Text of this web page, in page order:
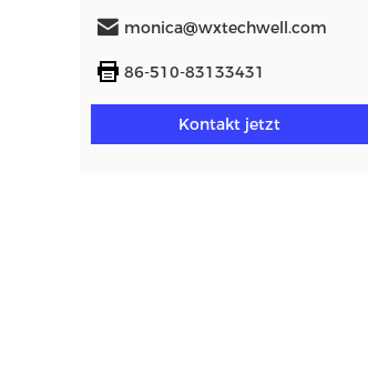
monica@wxtechwell.com
86-510-83133431
Kontakt jetzt